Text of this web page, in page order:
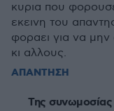
κυρια που
εκεινη του
φοραει για να
κι αλλους.
ΑΠΑΝΤΗΣΗ
Της